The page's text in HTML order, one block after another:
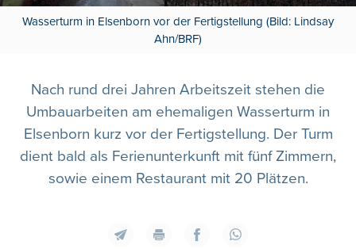
Wasserturm in Elsenborn vor der Fertigstellung (Bild: Lindsay
Ahn/BRF)
Nach rund drei Jahren Arbeitszeit stehen die
Umbauarbeiten am ehemaligen Wasserturm in
Elsenborn kurz vor der Fertigstellung. Der Turm
dient bald als Ferienunterkunft mit fünf Zimmern,
sowie einem Restaurant mit 20 Plätzen.